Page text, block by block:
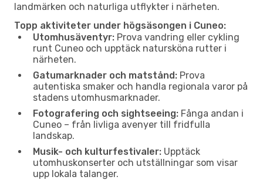
landmärken och naturliga utflykter i närheten.
Topp aktiviteter under högsäsongen i Cuneo:
Utomhusäventyr: Prova vandring eller cykling
runt Cuneo och upptäck natursköna rutter i
närheten.
Gatumarknader och matstånd: Prova
autentiska smaker och handla regionala varor på
stadens utomhusmarknader.
Fotografering och sightseeing: Fånga andan i
Cuneo – från livliga avenyer till fridfulla
landskap.
Musik- och kulturfestivaler: Upptäck
utomhuskonserter och utställningar som visar
upp lokala talanger.